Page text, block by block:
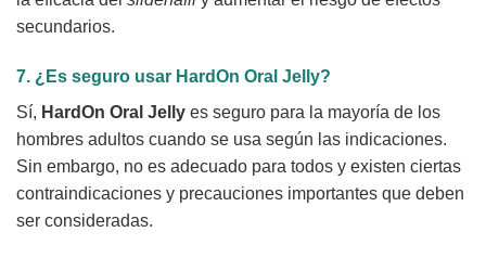
secundarios.
7. ¿Es seguro usar HardOn Oral Jelly?
Sí, HardOn Oral Jelly es seguro para la mayoría de los
hombres adultos cuando se usa según las indicaciones.
Sin embargo, no es adecuado para todos y existen ciertas
contraindicaciones y precauciones importantes que deben
ser consideradas.